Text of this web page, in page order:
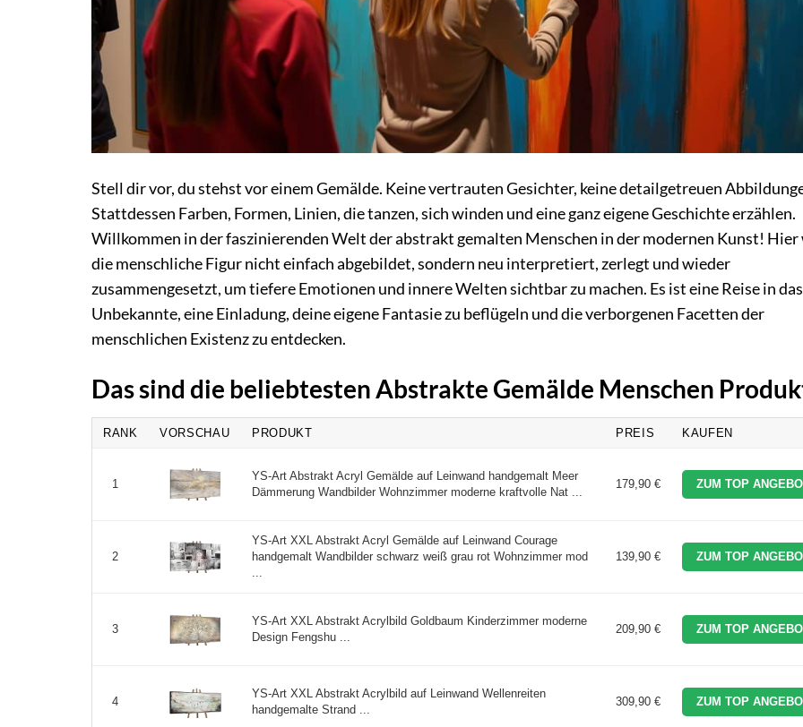
Stell dir vor, du stehst vor einem Gemälde. Keine vertrauten Gesichter, keine detailgetreuen
Stattdessen Farben, Formen, Linien, die tanzen, sich winden und eine ganz eigene Geschichte erzählen.
Willkommen in der faszinierenden Welt der abstrakt gemalten Menschen in der modernen Kunst! Hier
die menschliche Figur nicht einfach abgebildet, sondern neu interpretiert, zerlegt und wieder
zusammengesetzt, um tiefere Emotionen und innere Welten sichtbar zu machen. Es ist eine Reise in das
Unbekannte, eine Einladung, deine eigene Fantasie zu beflügeln und die verborgenen Facetten der
menschlichen Existenz zu entdecken.
Das sind die beliebtesten Abstrakte Gemälde Menschen
RANK VORSCHAU PRODUKT PREIS KAUFEN
1
YS-Art Abstrakt Acryl Gemälde auf Leinwand handgemalt Meer
Dämmerung Wandbilder Wohnzimmer moderne kraftvolle Nat ...
179,90 € ZUM TOP
2
YS-Art XXL Abstrakt Acryl Gemälde auf Leinwand Courage
handgemalt Wandbilder schwarz weiß grau rot Wohnzimmer mod
...
139,90 € ZUM TOP
3
YS-Art XXL Abstrakt Acrylbild Goldbaum Kinderzimmer moderne
Design Fengshu ...
209,90 € ZUM TOP
4
YS-Art XXL Abstrakt Acrylbild auf Leinwand Wellenreiten
handgemalte Strand ...
309,90 € ZUM TOP